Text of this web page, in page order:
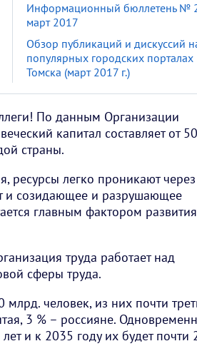
Информационный бюллетень №
март 2017
Обзор публикаций и дискуссий
популярных городских порталах
Томска (март 2017 г.)
По данным Организации
капитал составляет от
страны.
ресурсы легко проникают через
и созидающее и разрушающее
главным фактором развития
труда работает над
сферы труда.
млрд. человек, из них почти
3 % – россияне.
и к 2035 году их будет почти